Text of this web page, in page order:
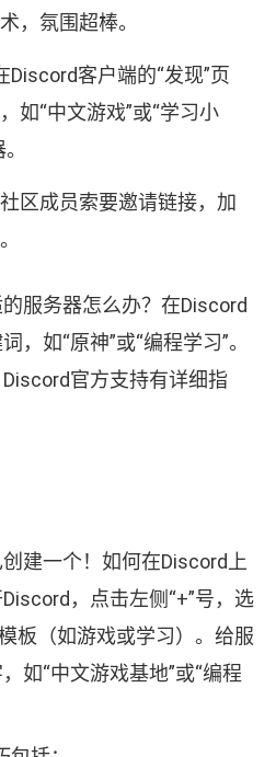
，氛围超棒。
Discord客户端的“发现”页
如“中文游戏”或“学习小
区成员索要邀请链接，加
服务器怎么办？在Discord
，如“原神”或“编程学习”。
官方支持有详细指
建一个！如何在Discord上
，点击左侧“+”号，选
板（如游戏或学习）。给服
如“中文游戏基地”或“编程